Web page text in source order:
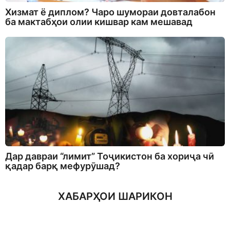
Хизмат ё диплом? Чаро шумораи довталабон
ба мактабҳои олии кишвар кам мешавад
Дар давраи “лимит” Тоҷикистон ба хориҷа чӣ
қадар барқ мефурӯшад?
ХАБАРҲОИ ШАРИКОН